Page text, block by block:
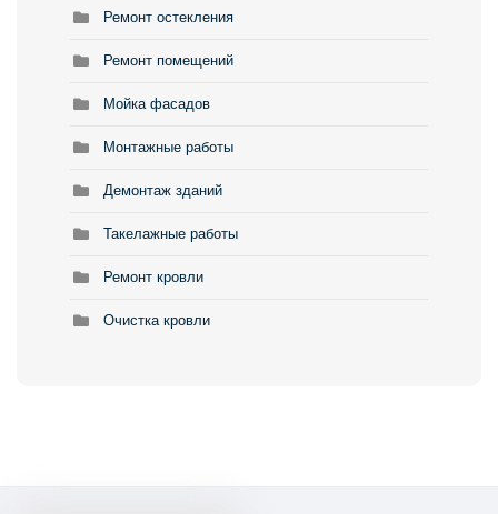
Ремонт остекления
Ремонт помещений
Мойка фасадов
Монтажные работы
Демонтаж зданий
Такелажные работы
Ремонт кровли
Очистка кровли